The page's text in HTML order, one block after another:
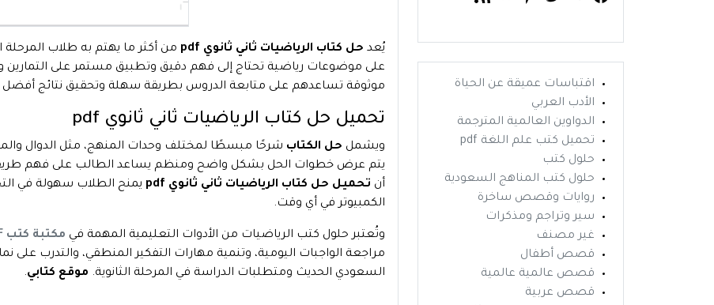
يُعد حل كتاب الرياضيات ثاني ثانوي pdf
من أكثر ما يهتم به طلاب المرحلة
على موضوعات رياضية تحتاج إلى فهم دقيق وتطبيق مستمر على التمارين
موثوقة تساعدهم على متابعة الدروس بطريقة سهلة وتحقيق نتائج أفضل
تحميل حل كتاب الرياضيات ثاني ثانوي pdf
ويشمل حل الكتاب شرحًا مبسطًا لمختلف وحدات المنهج، مثل الدوال
يتم عرض خطوات الحل بشكل واضح ومنظم يساعد الطالب على فهم طريقة
أن تحميل حل كتاب الرياضيات ثاني ثانوي pdf
يمنح الطلاب سهولة في
الكمبيوتر في أي وقت.
وتُعتبر حلول كتب الرياضيات من الأدوات التعليمية المهمة في مكتبة كتب PDF عربية مجانية
مراجعة الواجبات اليومية، وتنمية مهارات التفكير المنطقي، والتدرب على
السعودي الحديث ومتطلبات الدراسة في المرحلة الثانوية. موقع كتابي.
اقتباسات عميقة عن الحياة
الأدب العربي
الدواوين العالمية المترجمة
تحميل كتب علم اللغة pdf
حلول كتب
حلول كتب المناهج السعودية
روايات وقصص ساخرة
سير وتراجم ومذكرات
غير مصنف
قصص أطفال
قصص عالمية عالمية
قصص عربية